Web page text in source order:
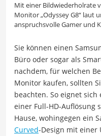
Mit einer Bildwiederholrate
Monitor „Odyssey G8“ laut
anspruchsvolle Gamer und
Sie können einen
Büro oder sogar als
nachdem, für welchen
Monitor kaufen, sollten
beachten. So eignet sich
einer Full-HD-Auflösung
Hause, wohingegen ein
Curved-Design mit einer